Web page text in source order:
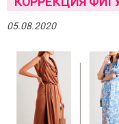
05.08.2020